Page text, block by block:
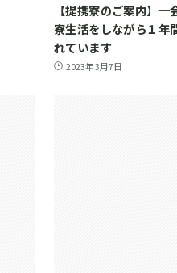
【提携寮のご案内】
寮生活をしながら１年
れています
2023年3月7日